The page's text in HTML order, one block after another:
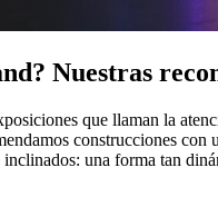
Nuestras
que llaman la
construcciones con
una forma tan